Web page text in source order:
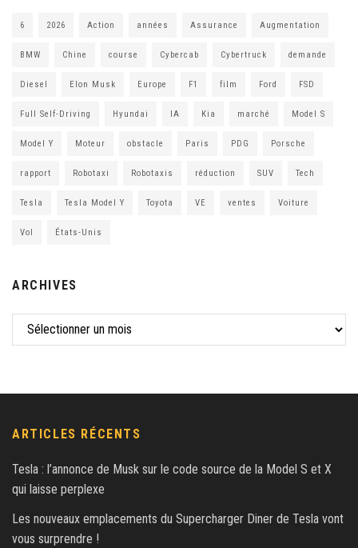
6 2026 Action années Assurance Augmentation
BMW Chine course Cybercab Cybertruck demande
Diesel Elon Musk Europe F1 film Ford FSD
Full Self-Driving Hyundai IA Kia marché Model S
Model Y Moteur obstacle Paris PDG Porsche
rapport Robotaxi Robotaxis réduction SUV Tech
Tesla Tesla Model Y Toyota VE ventes Voiture
Vol États-Unis
ARCHIVES
ARTICLES RÉCENTS
Tesla : l’annonce de Musk sur le code source de la Model S et X
qui laisse perplexe
Les nouveaux emplacements du Supercharger Diner de Tesla vont
vous surprendre !